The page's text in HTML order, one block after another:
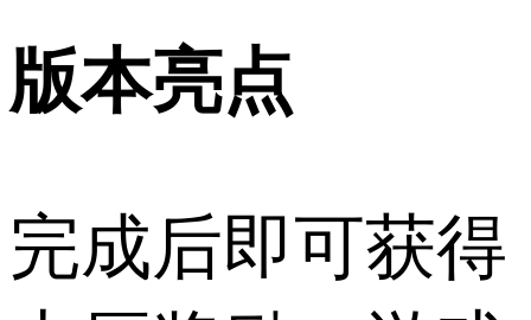
版本亮点
完成后即可获得